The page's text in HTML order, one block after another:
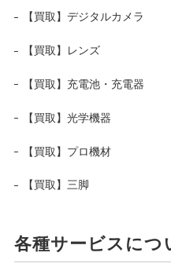
【買取】デジタルカメラ
【買取】レンズ
【買取】充電池・充電器
【買取】光学機器
【買取】プロ機材
【買取】三脚
各種サービスにつ